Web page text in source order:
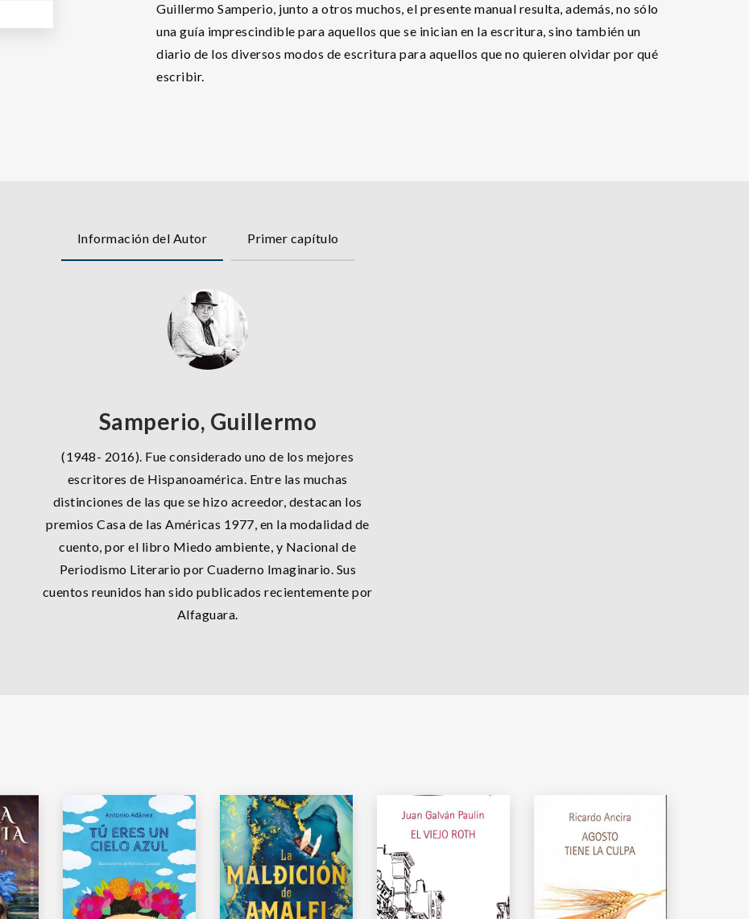
Guillermo Samperio, junto a otros muchos, el presente manual resulta, además, no sólo
una guía imprescindible para aquellos que se inician en la escritura, sino también un
diario de los diversos modos de escritura para aquellos que no quieren olvidar por qué
escribir.
Información del Autor Primer capítulo
Samperio, Guillermo
(1948- 2016). Fue considerado uno de los mejores
escritores de Hispanoamérica. Entre las muchas
distinciones de las que se hizo acreedor, destacan los
premios Casa de las Américas 1977, en la modalidad de
cuento, por el libro Miedo ambiente, y Nacional de
Periodismo Literario por Cuaderno Imaginario. Sus
cuentos reunidos han sido publicados recientemente por
Alfaguara.